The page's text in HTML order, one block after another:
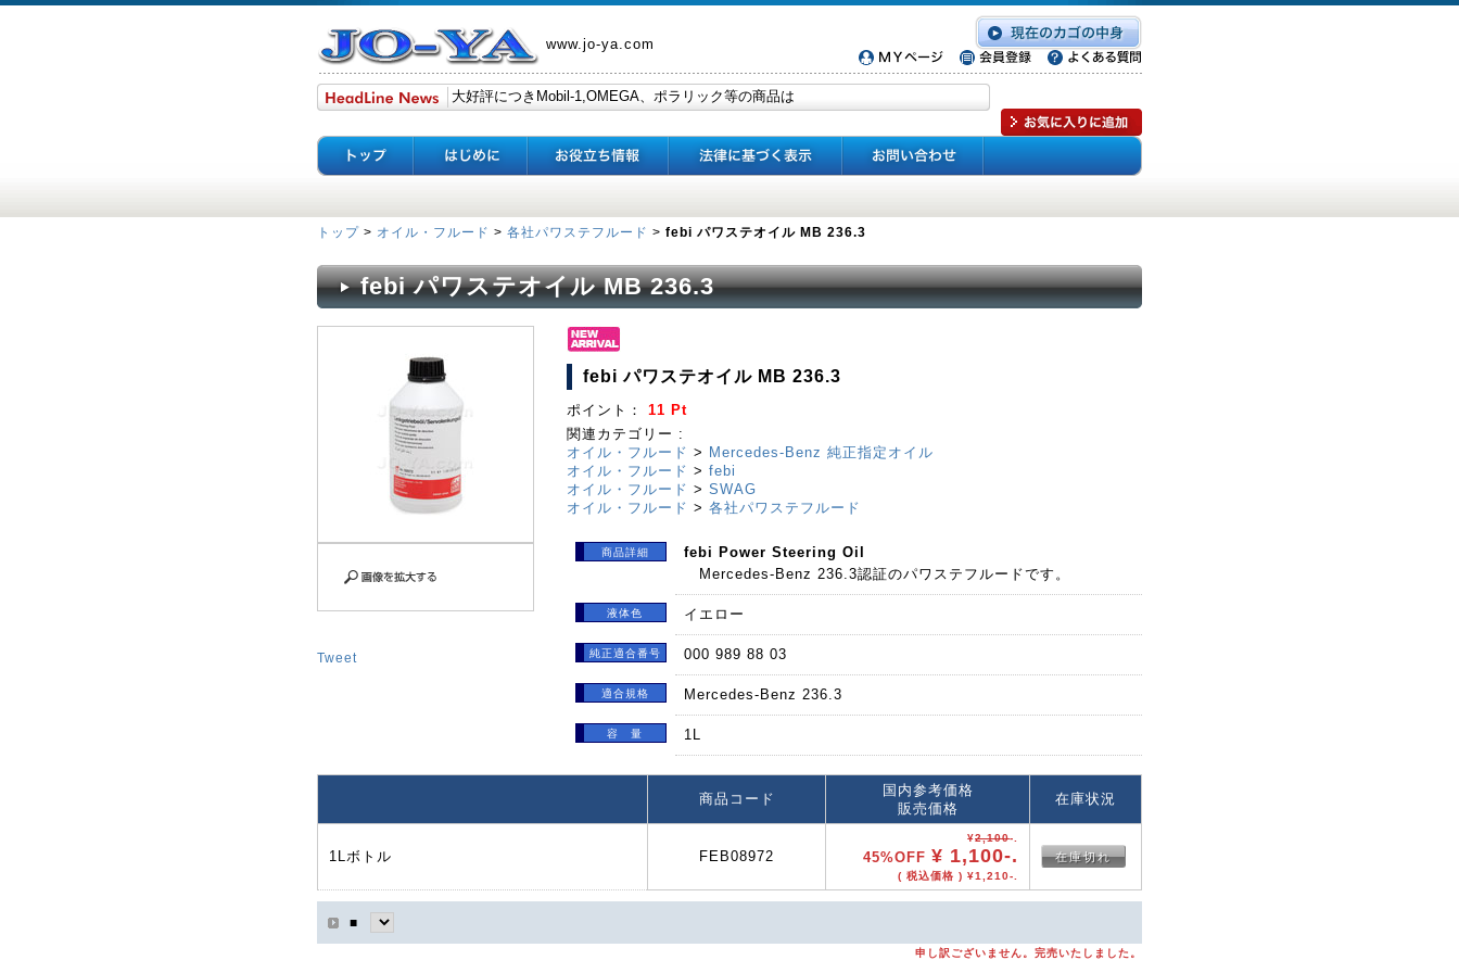
www.jo-ya.com
トップ > オイル・フルード > 各社パワステフルード > febi パワステオイル MB 236.3
febi パワステオイル MB 236.3
Tweet
febi パワステオイル MB 236.3
ポイント： 11 Pt
関連カテゴリー :
オイル・フルード > Mercedes-Benz 純正指定オイル
オイル・フルード > febi
オイル・フルード > SWAG
オイル・フルード > 各社パワステフルード
商品詳細
febi Power Steering Oil
Mercedes-Benz 236.3認証のパワステフルードです。
液体色 イエロー
純正適合番号 000 989 88 03
適合規格 Mercedes-Benz 236.3
容 量 1L
商品コード
国内参考価格
販売価格
在庫状況
1Lボトル FEB08972
¥2,100-.
45%OFF ¥ 1,100-.
( 税込価格 ) ¥1,210-.
在庫切れ
■
申し訳ございません。完売いたしました。